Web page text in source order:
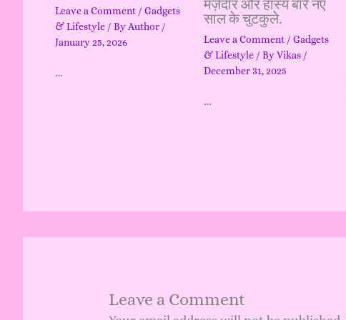
Leave a Comment / Gadgets
& Lifestyle / ByAuthor /
January 25, 2026
…
मज़ेदार और हास्य बारे नए
साल के चुटकुले.
Leave a Comment / Gadgets
& Lifestyle/ ByVikas /
December 31, 2025
…
Leave a Comment